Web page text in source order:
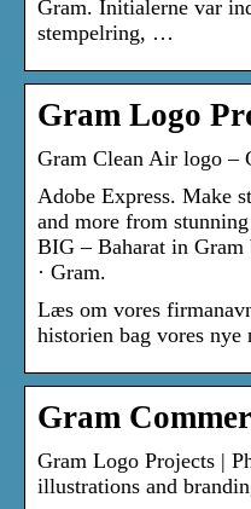
Gram. Initialerne var
stempelring, …
Gram Logo
Gram Clean Air logo –
Adobe Express. Make
and more from
BIG – Baharat in Gram
· Gram.
Læs om vores
historien bag vores nye
Gram
Gram Logo Projects |
illustrations and